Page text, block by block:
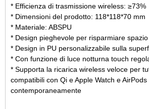
* Efficienza di trasmissione wireless: ≥73%
* Dimensioni del prodotto: 118*118*70 mm
* Materiale: ABSPU
* Design pieghevole per risparmiare spazio
* Design in PU personalizzabile sulla
* Con funzione di luce notturna touch
* Supporta la ricarica wireless veloce per
compatibili con Qi e Apple Watch e AirPods
contemporaneamente